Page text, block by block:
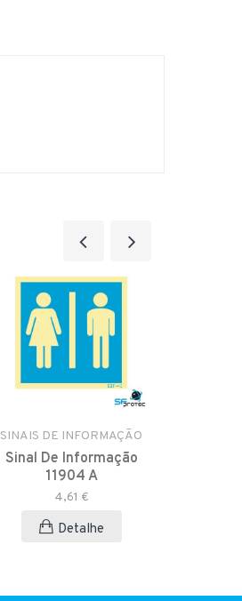
SINAIS DE INFORMAÇÃO
Sinal De Informação
11904 A
4,61 €
Detalhe